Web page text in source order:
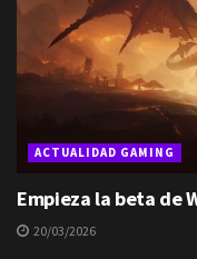
ACTUALIDAD GAMING
Empieza la beta de
20/03/2026